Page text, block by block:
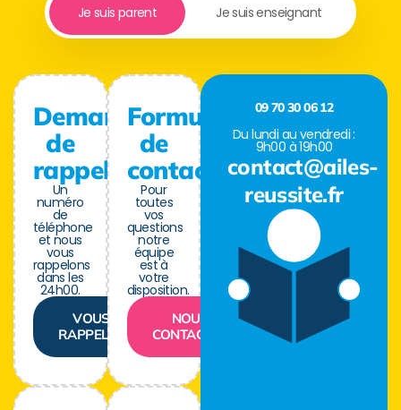
Je suis parent Je suis enseignant
Demande
de
rappel
Un
numéro
de
téléphone
et nous
vous
rappelons
dans les
24h00.
VOUS
RAPPELER
Formulaire
de
contact
Pour
toutes
vos
questions
notre
équipe
est à
votre
disposition.
NOUS
CONTACTER
09 70 30 06 12
Du lundi au vendredi :
9h00 à 19h00
contact@ailes-
reussite.fr